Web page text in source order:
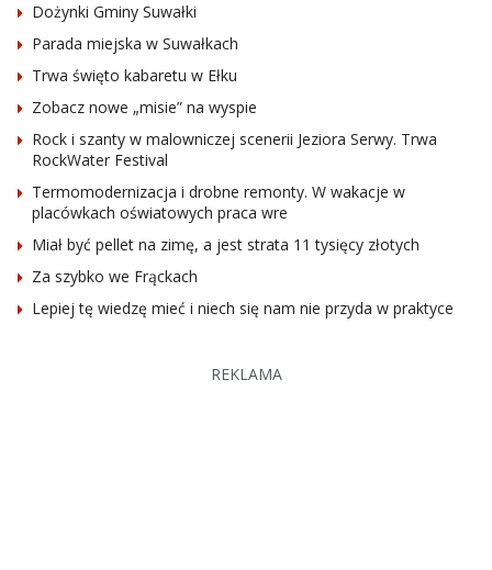
Dożynki Gminy Suwałki
Parada miejska w Suwałkach
Trwa święto kabaretu w Ełku
Zobacz nowe „misie” na wyspie
Rock i szanty w malowniczej scenerii Jeziora Serwy. Trwa
RockWater Festival
Termomodernizacja i drobne remonty. W wakacje w
placówkach oświatowych praca wre
Miał być pellet na zimę, a jest strata 11 tysięcy złotych
Za szybko we Frąckach
Lepiej tę wiedzę mieć i niech się nam nie przyda w praktyce
REKLAMA